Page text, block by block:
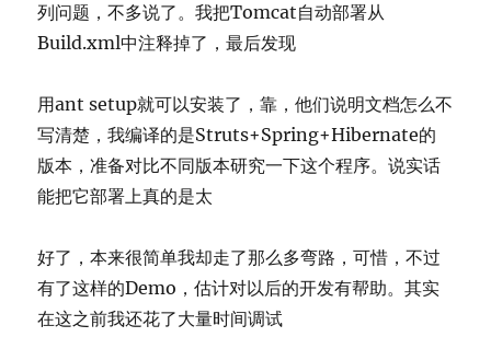
列问题，不多说了。我把Tomcat自动部署从
Build.xml中注释掉了，最后发现
用ant setup就可以安装了，靠，他们说明文档怎么不
写清楚，我编译的是Struts+Spring+Hibernate的
版本，准备对比不同版本研究一下这个程序。说实话
能把它部署上真的是太
好了，本来很简单我却走了那么多弯路，可惜，不过
有了这样的Demo，估计对以后的开发有帮助。其实
在这之前我还花了大量时间调试